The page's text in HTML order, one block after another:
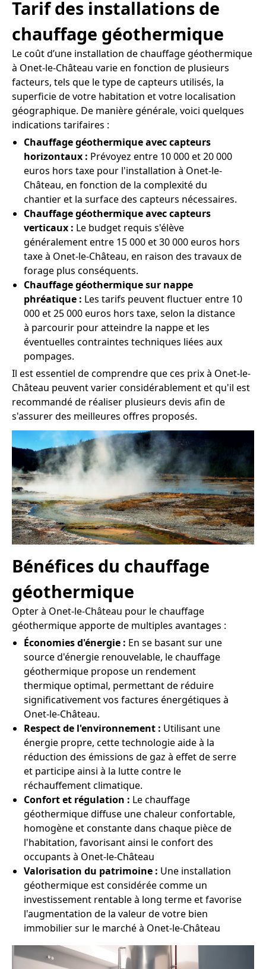
Tarif des installations de
chauffage géothermique
Le coût d’une installation de chauffage géothermique
à Onet-le-Château varie en fonction de plusieurs
facteurs, tels que le type de capteurs utilisés, la
superficie de votre habitation et votre localisation
géographique. De manière générale, voici quelques
indications tarifaires :
Chauffage géothermique avec capteurs
horizontaux : Prévoyez entre 10 000 et 20 000
euros hors taxe pour l'installation à Onet-le-
Château, en fonction de la complexité du
chantier et la surface des capteurs nécessaires.
Chauffage géothermique avec capteurs
verticaux : Le budget requis s'élève
généralement entre 15 000 et 30 000 euros hors
taxe à Onet-le-Château, en raison des travaux de
forage plus conséquents.
Chauffage géothermique sur nappe
phréatique : Les tarifs peuvent fluctuer entre 10
000 et 25 000 euros hors taxe, selon la distance
à parcourir pour atteindre la nappe et les
éventuelles contraintes techniques liées aux
pompages.
Il est essentiel de comprendre que ces prix à Onet-le-
Château peuvent varier considérablement et qu'il est
recommandé de réaliser plusieurs devis afin de
s'assurer des meilleures offres proposés.
Bénéfices du chauffage
géothermique
Opter à Onet-le-Château pour le chauffage
géothermique apporte de multiples avantages :
Économies d'énergie : En se basant sur une
source d'énergie renouvelable, le chauffage
géothermique propose un rendement
thermique optimal, permettant de réduire
significativement vos factures énergétiques à
Onet-le-Château.
Respect de l'environnement : Utilisant une
énergie propre, cette technologie aide à la
réduction des émissions de gaz à effet de serre
et participe ainsi à la lutte contre le
réchauffement climatique.
Confort et régulation : Le chauffage
géothermique diffuse une chaleur confortable,
homogène et constante dans chaque pièce de
l'habitation, favorisant ainsi le confort des
occupants à Onet-le-Château
Valorisation du patrimoine : Une installation
géothermique est considérée comme un
investissement rentable à long terme et favorise
l'augmentation de la valeur de votre bien
immobilier sur le marché à Onet-le-Château